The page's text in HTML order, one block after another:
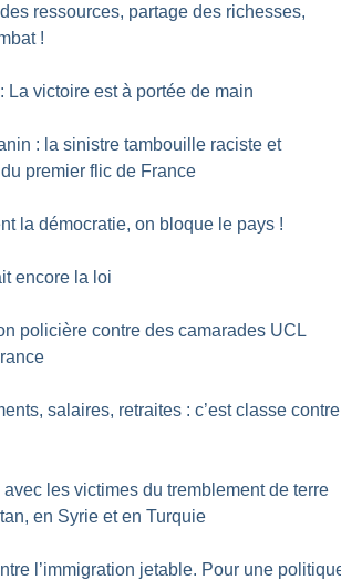
ressources, partage des richesses,
!
La victoire est à portée de main
: la sinistre tambouille raciste et
premier flic de France
la démocratie, on bloque le pays !
encore la loi
policière contre des camarades UCL
salaires, retraites : c’est classe contre
les victimes du tremblement de terre
en Syrie et en Turquie
l’immigration jetable. Pour une